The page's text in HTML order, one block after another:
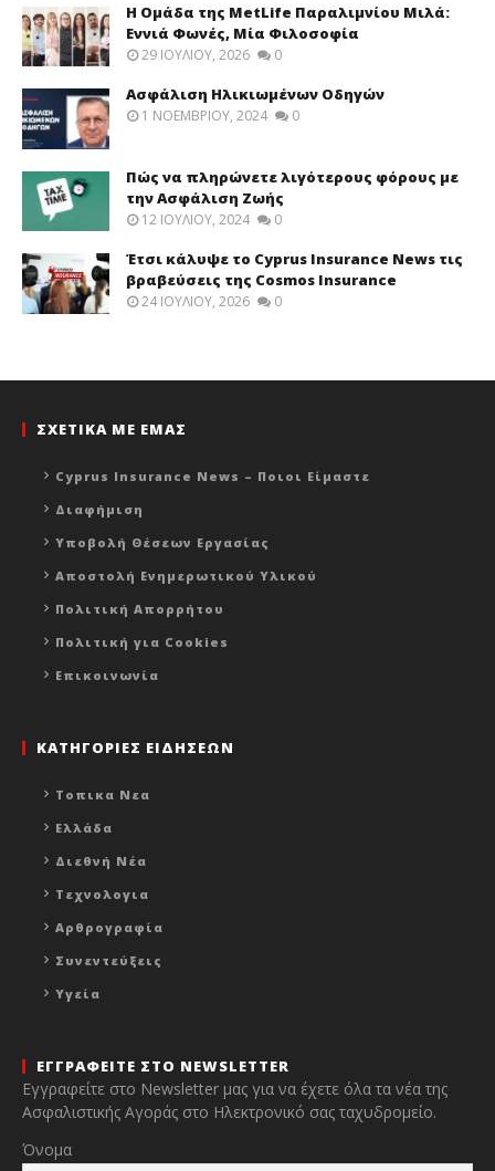
Η Ομάδα της MetLife Παραλιμνίου Μιλά:
Εννιά Φωνές, Μία Φιλοσοφία
29 ΙΟΥΛΊΟΥ, 2026 0
Ασφάλιση Ηλικιωμένων Οδηγών
1 ΝΟΕΜΒΡΊΟΥ, 2024 0
Πώς να πληρώνετε λιγότερους φόρους με
την Ασφάλιση Ζωής
12 ΙΟΥΛΊΟΥ, 2024 0
Έτσι κάλυψε το Cyprus Insurance News τις
βραβεύσεις της Cosmos Insurance
24 ΙΟΥΛΊΟΥ, 2026 0
ΣΧΕΤΙΚΑ ΜΕ ΕΜΑΣ
Cyprus Insurance News – Ποιοι Είμαστε
Διαφήμιση
Υποβολή Θέσεων Εργασίας
Αποστολή Ενημερωτικού Υλικού
Πολιτική Απορρήτου
Πολιτική για Cookies
Επικοινωνία
ΚΑΤΗΓΟΡΙΕΣ ΕΙΔΗΣΕΩΝ
Τοπικα Νεα
Ελλάδα
Διεθνή Νέα
Τεχνολογια
Αρθρογραφία
Συνεντεύξεις
Υγεία
ΕΓΓΡΑΦΕΙΤΕ ΣΤΟ NEWSLETTER
Εγγραφείτε στο Newsletter μας για να έχετε όλα τα νέα της
Ασφαλιστικής Αγοράς στο Ηλεκτρονικό σας ταχυδρομείο.
Όνομα